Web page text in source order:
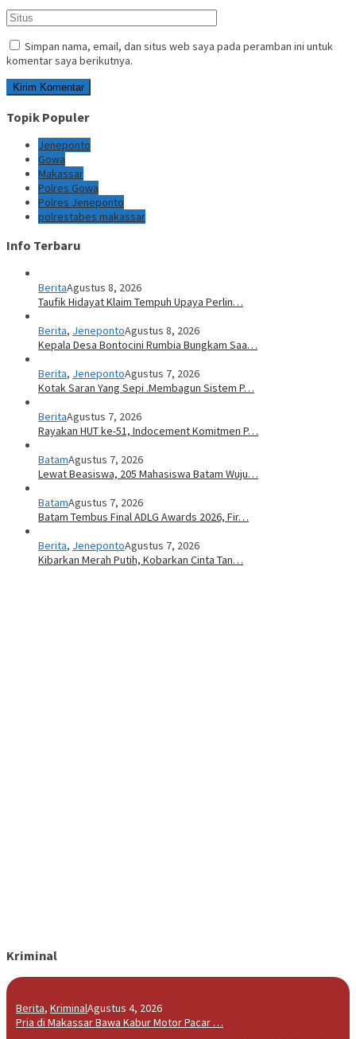
Simpan nama, email, dan situs web saya pada peramban ini untuk
komentar saya berikutnya.
Topik Populer
Jeneponto
Gowa
Makassar
Polres Gowa
Polres Jeneponto
polrestabes makassar
Info Terbaru
BeritaAgustus 8, 2026
Taufik Hidayat Klaim Tempuh Upaya Perlin…
Berita, JenepontoAgustus 8, 2026
Kepala Desa Bontocini Rumbia Bungkam Saa…
Berita, JenepontoAgustus 7, 2026
Kotak Saran Yang Sepi .Membagun Sistem P…
BeritaAgustus 7, 2026
Rayakan HUT ke-51, Indocement Komitmen P…
BatamAgustus 7, 2026
Lewat Beasiswa, 205 Mahasiswa Batam Wuju…
BatamAgustus 7, 2026
Batam Tembus Final ADLG Awards 2026, Fir…
Berita, JenepontoAgustus 7, 2026
Kibarkan Merah Putih, Kobarkan Cinta Tan…
Kriminal
Berita, KriminalAgustus 4, 2026
Pria di Makassar Bawa Kabur Motor Pacar …